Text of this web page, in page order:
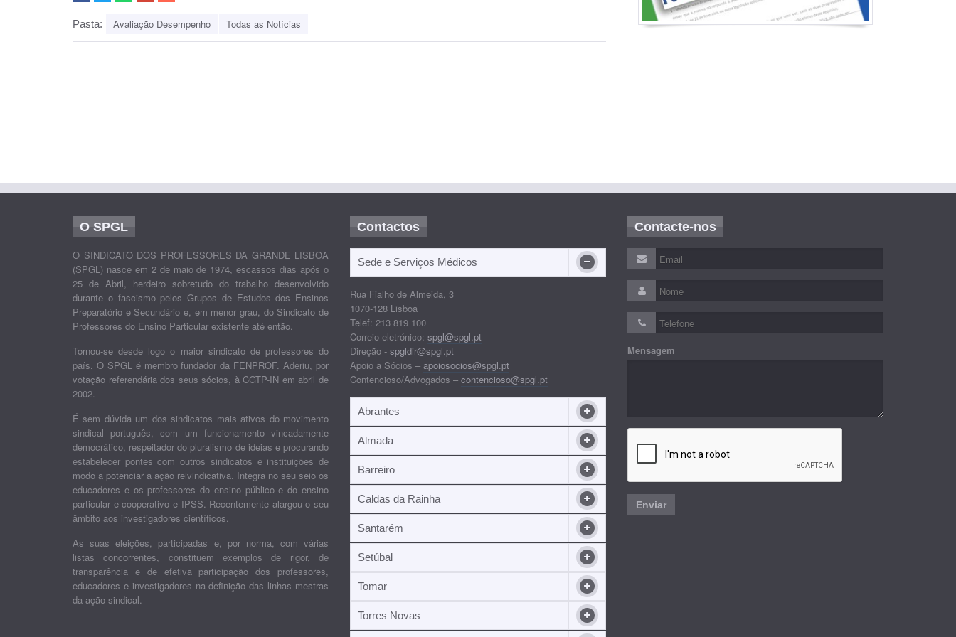
Pasta: Avaliação Desempenho Todas as Notícias
O SPGL
O SINDICATO DOS PROFESSORES DA GRANDE LISBOA
(SPGL) nasce em 2 de maio de 1974, escassos dias após o
25 de Abril, herdeiro sobretudo do trabalho desenvolvido
durante o fascismo pelos Grupos de Estudos dos Ensinos
Preparatório e Secundário e, em menor grau, do Sindicato de
Professores do Ensino Particular existente até então.
Tornou-se desde logo o maior sindicato de professores do
país. O SPGL é membro fundador da FENPROF. Aderiu, por
votação referendária dos seus sócios, à CGTP-IN em abril de
2002.
É sem dúvida um dos sindicatos mais ativos do movimento
sindical português, com um funcionamento vincadamente
democrático, respeitador do pluralismo de ideias e procurando
estabelecer pontes com outros sindicatos e instituições de
modo a potenciar a ação reivindicativa. Integra no seu seio os
educadores e os professores do ensino público e do ensino
particular e cooperativo e IPSS. Recentemente alargou o seu
âmbito aos investigadores científicos.
As suas eleições, participadas e, por norma, com várias
listas concorrentes, constituem exemplos de rigor, de
transparência e de efetiva participação dos professores,
educadores e investigadores na definição das linhas mestras
da ação sindical.
Contactos
Sede e Serviços Médicos
Rua Fialho de Almeida, 3
1070-128 Lisboa
Telef: 213 819 100
Correio eletrónico: spgl@spgl.pt
Direção - spgldir@spgl.pt
Apoio a Sócios – apoiosocios@spgl.pt
Contencioso/Advogados – contencioso@spgl.pt
Abrantes
Almada
Barreiro
Caldas da Rainha
Santarém
Setúbal
Tomar
Torres Novas
Contacte-nos
Mensagem
Enviar